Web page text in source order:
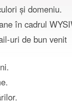
și domeniu.
în cadrul
uri de bun venit